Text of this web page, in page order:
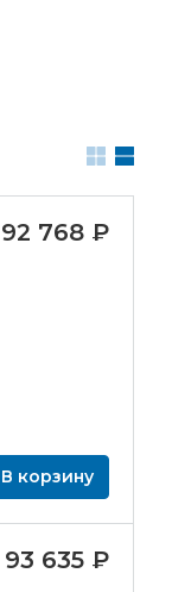
92 768 ₽
В корзину
93 635 ₽